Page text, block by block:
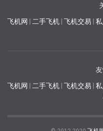
飞机网 二手飞机 飞机交易
飞机网 二手飞机 飞机交易